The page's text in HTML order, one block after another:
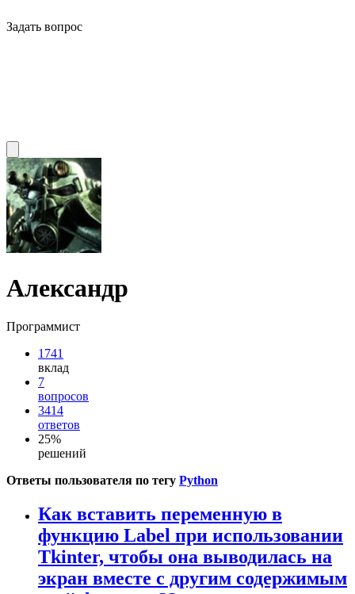
Задать вопрос
Александр
Программист
1741
вклад
7
вопросов
3414
ответов
25%
решений
Ответы пользователя по тегу Python
Как вставить переменную в
функцию Label при использовании
Tkinter, чтобы она выводилась на
экран вместе с другим содержимым